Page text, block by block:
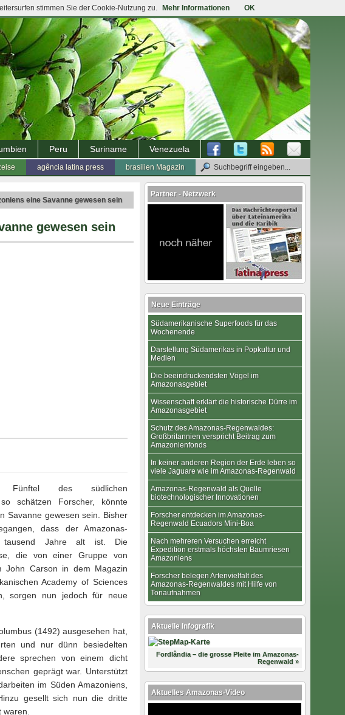
Peru Suriname Venezuela
brasilien Magazin
agência latina press
eine Savanne gewesen sein
gewesen sein
Fünftel des südlichen
so schätzen Forscher, könnte
Savanne gewesen sein. Bisher
dass der Amazonas-
tausend Jahre alt ist. Die
die von einer Gruppe von
John Carson in dem Magazin
Academy of Sciences
sorgen nun jedoch für neue
(1492) ausgesehen hat,
und nur dünn besiedelten
sprechen von einem dicht
geprägt war. Unterstützt
im Süden Amazoniens,
gesellt sich nun die dritte
Partner - Netzwerk
Neue Einträge
Südamerikanische Superfoods für das
Wochenende
Darstellung Südamerikas in Popkultur und
Medien
Die beeindruckendsten Vögel im
Amazonasgebiet
Wissenschaft erklärt die historische Dürre im
Amazonasgebiet
Schutz des Amazonas-Regenwaldes:
Großbritannien verspricht Beitrag zum
Amazonienfonds
In keiner anderen Region der Erde leben so
viele Jaguare wie im Amazonas-Regenwald
Amazonas-Regenwald als Quelle
biotechnologischer Innovationen
Forscher entdecken im Amazonas-
Regenwald Ecuadors Mini-Boa
Nach mehreren Versuchen erreicht
Expedition erstmals höchsten Baumriesen
Amazoniens
Forscher belegen Artenvielfalt des
Amazonas-Regenwaldes mit Hilfe von
Tonaufnahmen
Aktuelle Infografik
Fordlândia – die grosse Pleite im Amazonas-
Regenwald »
Aktuelles Amazonas-Video
stimmen Sie der Cookie-Nutzung zu. Mehr Informationen OK